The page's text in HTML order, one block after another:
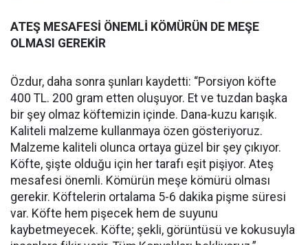
ATEŞ MESAFESİ ÖNEMLİ KÖMÜRÜN DE MEŞE
OLMASI GEREKİR
Özdur, daha sonra şunları kaydetti: “Porsiyon köfte
400 TL. 200 gram etten oluşuyor. Et ve tuzdan başka
bir şey olmaz köftemizin içinde. Dana-kuzu karışık.
Kaliteli malzeme kullanmaya özen gösteriyoruz.
Malzeme kaliteli olunca ortaya güzel bir şey çıkıyor.
Köfte, şişte olduğu için her tarafı eşit pişiyor. Ateş
mesafesi önemli. Kömürün meşe kömürü olması
gerekir. Köftelerin ortalama 5-6 dakika pişme süresi
var. Köfte hem pişecek hem de suyunu
kaybetmeyecek. Köfte; şekli, görüntüsü ve kokusuyla